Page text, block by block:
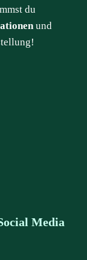
du
und
Media